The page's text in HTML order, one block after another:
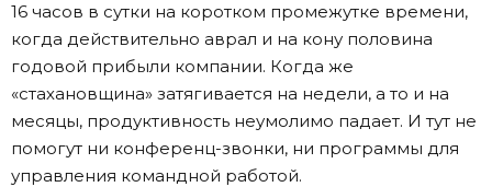
16 часов в сутки на коротком промежутке времени,
когда действительно аврал и на кону половина
годовой прибыли компании. Когда же
«стахановщина» затягивается на недели, а то и на
месяцы, продуктивность неумолимо падает. И тут не
помогут ни конференц-звонки, ни программы для
управления командной работой.